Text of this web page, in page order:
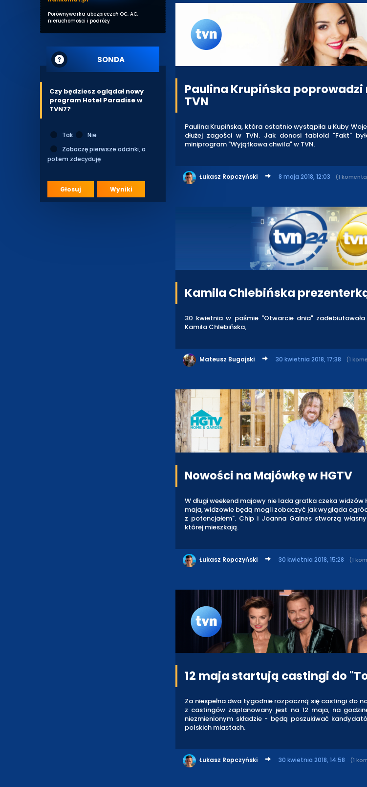
Porównywarka ubezpieczeń OC, AC,
nieruchomości i podróży
SONDA
Czy będziesz oglądał nowy
program Hotel Paradise w
TVN7?
Tak
Nie
Zobaczę pierwsze odcinki, a
potem zdecyduję
Głosuj Wyniki
Paulina Krupińska
TVN
Paulina Krupińska, która ostatnio wystąpiła u Kuby
dłużej zagości w TVN. Jak donosi tabloid "Fakt"
miniprogram "Wyjątkowa chwila" w TVN.
Łukasz Ropczyński 8 maja 2018, 12:03 (1
Kamila Chlebińska prezenterką
30 kwietnia w paśmie "Otwarcie dnia"
Kamila Chlebińska,
Mateusz Bugajski 30 kwietnia 2018, 17:38 (1
Nowości na Majówkę w HGTV
W długi weekend majowy nie lada gratka czeka widzów
maja, widzowie będą mogli zobaczyć jak wygląda
z potencjałem". Chip i Joanna Gaines stworzą
której mieszkają.
Łukasz Ropczyński 30 kwietnia 2018, 15:28 (1
12 maja startują castingi do
Za niespełna dwa tygodnie rozpoczną się castingi do
z castingów zaplanowany jest na 12 maja, na
niezmienionym składzie - będą poszukiwać
polskich miastach.
Łukasz Ropczyński 30 kwietnia 2018, 14:58 (1